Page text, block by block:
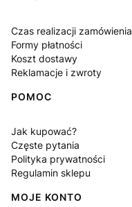
Czas realizacji zamówienia
Formy płatności
Koszt dostawy
Reklamacje i zwroty
POMOC
Jak kupować?
Częste pytania
Polityka prywatności
Regulamin sklepu
MOJE KONTO